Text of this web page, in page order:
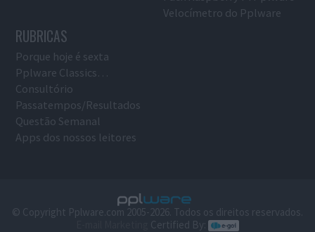
Velocímetro do Pplware
RUBRICAS
Porque hoje é sexta
Pplware Classics…
Consultório
Passatempos/Resultados
Questão Semanal
Apps dos nossos leitores
© Copyright Pplware.com 2005-2026. Todos os direitos reservados.
Certified By: